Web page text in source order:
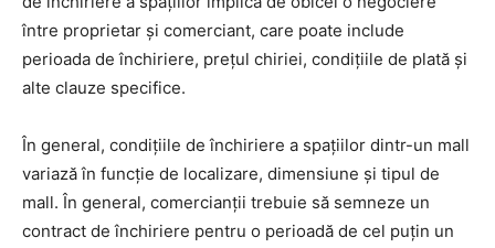
între proprietar și comerciant, care poate include
perioada de închiriere, prețul chiriei, condițiile de plată și
alte clauze specifice.
În general, condițiile de închiriere a spațiilor dintr-un mall
variază în funcție de localizare, dimensiune și tipul de
mall. În general, comercianții trebuie să semneze un
contract de închiriere pentru o perioadă de cel puțin un